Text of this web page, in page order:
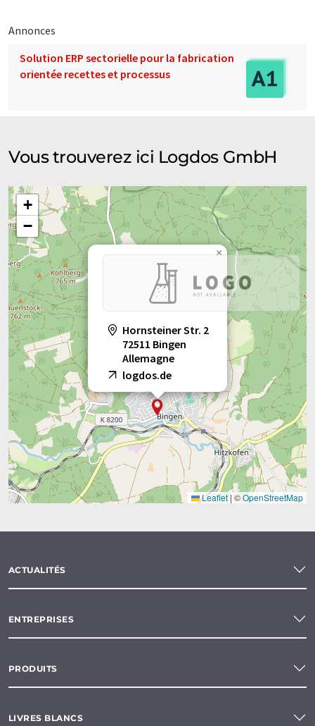
Annonces
Solution ERP sectorielle pour la fabrication
orientée recettes et processus
Vous trouverez ici Logdos GmbH
Hornsteiner Str. 2
72511 Bingen
Allemagne
logdos.de
×
+
−
Leaflet |©OpenStreetMap
ACTUALITÉS
ENTREPRISES
PRODUITS
LIVRES BLANCS